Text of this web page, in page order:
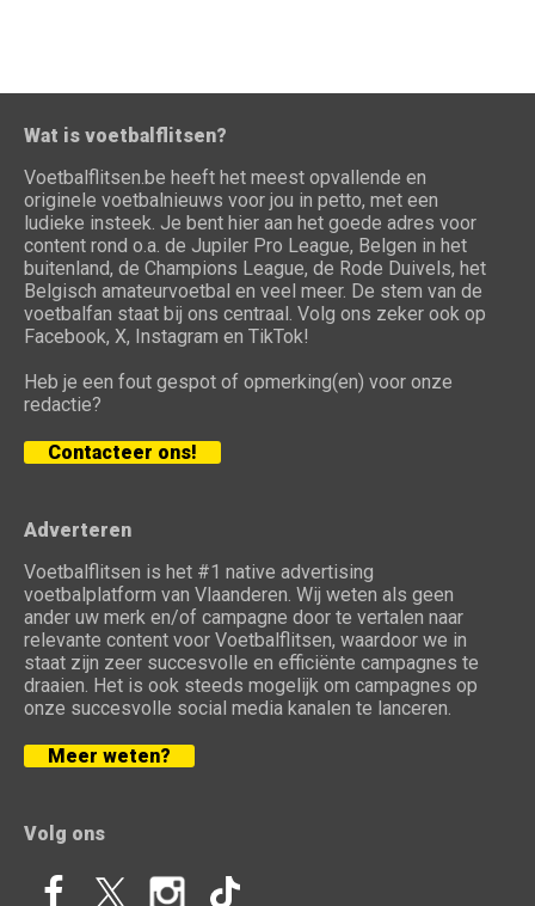
Wat is voetbalflitsen?
Voetbalflitsen.be heeft het meest opvallende en
originele voetbalnieuws voor jou in petto, met een
ludieke insteek. Je bent hier aan het goede adres voor
content rond o.a. de Jupiler Pro League, Belgen in het
buitenland, de Champions League, de Rode Duivels, het
Belgisch amateurvoetbal en veel meer. De stem van de
voetbalfan staat bij ons centraal. Volg ons zeker ook op
Facebook, X, Instagram en TikTok!
Heb je een fout gespot of opmerking(en) voor onze
redactie?
Contacteer ons!
Adverteren
Voetbalflitsen is het #1 native advertising
voetbalplatform van Vlaanderen. Wij weten als geen
ander uw merk en/of campagne door te vertalen naar
relevante content voor Voetbalflitsen, waardoor we in
staat zijn zeer succesvolle en efficiënte campagnes te
draaien. Het is ook steeds mogelijk om campagnes op
onze succesvolle social media kanalen te lanceren.
Meer weten?
Volg ons